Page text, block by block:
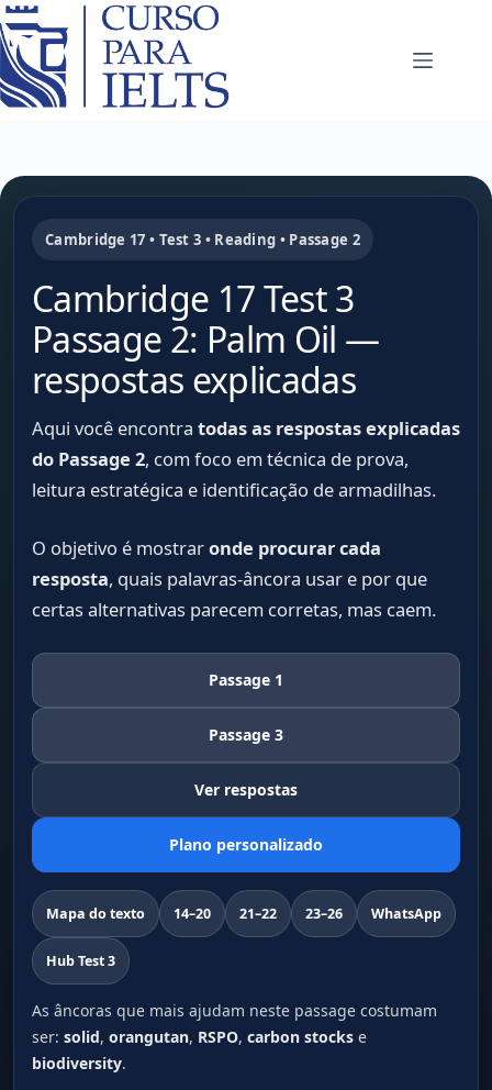
Cambridge 17 • Test 3 • Reading • Passage 2
Cambridge 17 Test 3
Passage 2: Palm Oil —
respostas explicadas
Aqui você encontra todas as respostas explicadas
do Passage 2, com foco em técnica de prova,
leitura estratégica e identificação de armadilhas.
O objetivo é mostraronde procurar cada
resposta, quais palavras-âncora usar e por que
certas alternativas parecem corretas, mas caem.
Passage 1
Passage 3
Ver respostas
Plano personalizado
Mapa do texto 14–20 21–22 23–26 WhatsApp
Hub Test 3
As âncoras que mais ajudam neste passage costumam
ser: solid, orangutan, RSPO, carbon stocks e
biodiversity.